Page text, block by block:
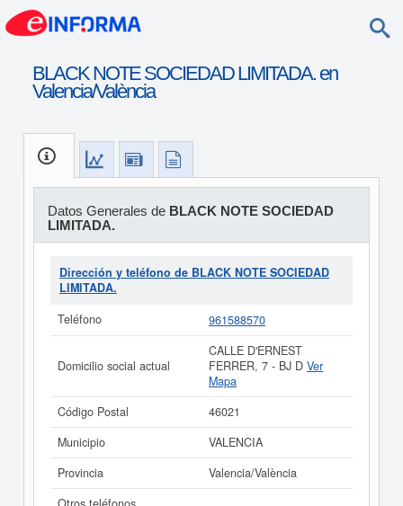
BLACK NOTE SOCIEDAD LIMITADA. en
Valencia/València
Datos Generales de BLACK NOTE SOCIEDAD
LIMITADA.
Dirección y teléfono de BLACK NOTE SOCIEDAD
LIMITADA.
Teléfono
961588570
Domicilio social actual
CALLE D'ERNEST
FERRER, 7 - BJ D Ver
Mapa
Código Postal
46021
Municipio
VALENCIA
Provincia
Valencia/València